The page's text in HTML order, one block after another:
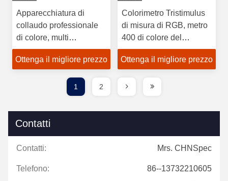
Apparecchiatura di
collaudo professionale
di colore, multi
osservazione della
macchina fotografica del
Ottenga il migliore prezzo
Colorimetro Tristimulus
di misura di RGB, metro
400 di colore del
laboratorio - lunghezza
d'onda 700nm
Ottenga il migliore prezzo
1 2
Contatti
Contatti: Mrs. CHNSpec
Telefono: 86--13732210605